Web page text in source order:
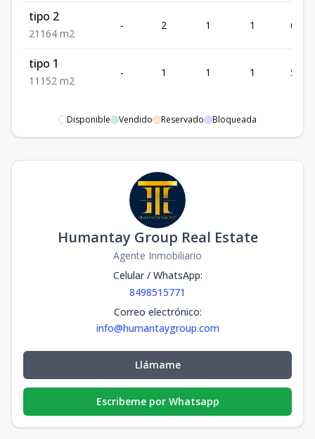
tipo 2
21 1 64 m2
- 2 1 1 64
tipo 1
1 1 1 52 m2
- 1 1 1 52
Disponible Vendido Reservado Bloqueada
Humantay Group Real Estate
Agente Inmobiliario
Celular / WhatsApp:
8498515771
Correo electrónico:
info@humantaygroup.com
Llámame
Escribeme por Whatsapp